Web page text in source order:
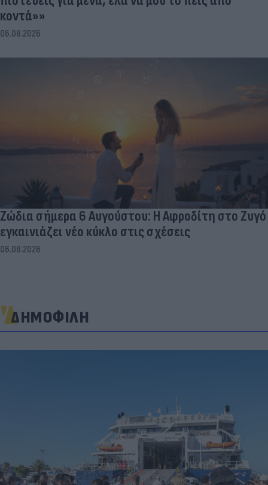
κοντά»»
06.08.2026
Ζώδια σήμερα 6 Αυγούστου: Η Αφροδίτη στο Ζυγό
εγκαινιάζει νέο κύκλο στις σχέσεις
06.08.2026
ΔΗΜΟΦΙΛΗ